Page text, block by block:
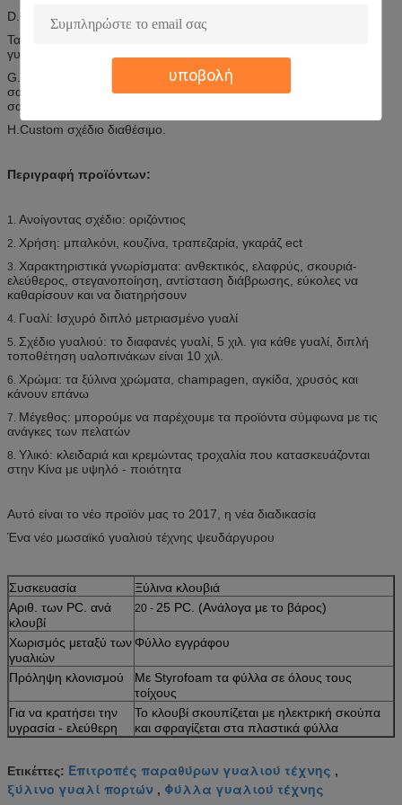
υποβολή
D.Competitive τιμή με την καλή ποιότητα.
Τα F.Using μετρίασαν το γυαλί και στην δύο πλευρά της μονάδας
γυαλιού, τα οποία συναντούν το Ansi, πρότυπα BSI.
G.Using το διακοσμητικό γυαλί όχι μόνο προσωποποιεί το σπίτι
σας, αλλά και προσθέτει στην έκκληση συγκρατήσεων του σπιτιού
σας.
H.Custom σχέδιο διαθέσιμο.
Περιγραφή προϊόντων:
1. Ανοίγοντας σχέδιο: οριζόντιος
2. Χρήση: μπαλκόνι, κουζίνα, τραπεζαρία, γκαράζ ect
3. Χαρακτηριστικά γνωρίσματα: ανθεκτικός, ελαφρύς, σκουριά-
ελεύθερος, στεγανοποίηση, αντίσταση διάβρωσης, εύκολες να
καθαρίσουν και να διατηρήσουν
4. Γυαλί: Ισχυρό διπλό μετριασμένο γυαλί
5. Σχέδιο γυαλιού: το διαφανές γυαλί, 5 χιλ. για κάθε γυαλί, διπλή
τοποθέτηση υαλοπινάκων είναι 10 χιλ.
6. Χρώμα: τα ξύλινα χρώματα, champagen, αγκίδα, χρυσός και
κάνουν επάνω
7. Μέγεθος: μπορούμε να παρέχουμε τα προϊόντα σύμφωνα με τις
ανάγκες των πελατών
8. Υλικό: κλειδαριά και κρεμώντας τροχαλία που κατασκευάζονται
στην Κίνα με υψηλό - ποιότητα
Αυτό είναι το νέο προϊόν μας το 2017, η νέα διαδικασία
Ένα νέο μωσαϊκό γυαλιού τέχνης ψευδάργυρου
Συσκευασία
Ξύλινα κλουβιά
Αριθ. των PC. ανά
κλουβί
20 - 25 PC. (Ανάλογα με το βάρος)
Χωρισμός μεταξύ των
γυαλιών
Φύλλο εγγράφου
Πρόληψη κλονισμού
Με Styrofoam τα φύλλα σε όλους τους
τοίχους
Για να κρατήσει την
υγρασία - ελεύθερη
Το κλουβί σκουπίζεται με ηλεκτρική σκούπα
και σφραγίζεται στα πλαστικά φύλλα
Ετικέττες: Επιτροπές παραθύρων γυαλιού τέχνης ,
ξύλινο γυαλί πορτών , Φύλλα γυαλιού τέχνης